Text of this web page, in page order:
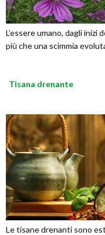
L’essere umano, dagli inizi
più che una scimmia
Tisana drenante
Le tisane drenanti sono